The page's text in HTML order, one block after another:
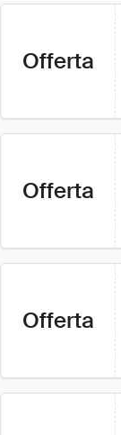
Offerta
Offerta
Offerta